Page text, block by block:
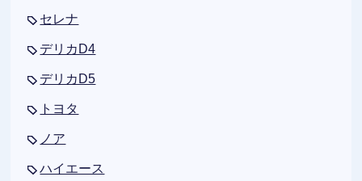
セレナ
デリカD4
デリカD5
トヨタ
ノア
ハイエース